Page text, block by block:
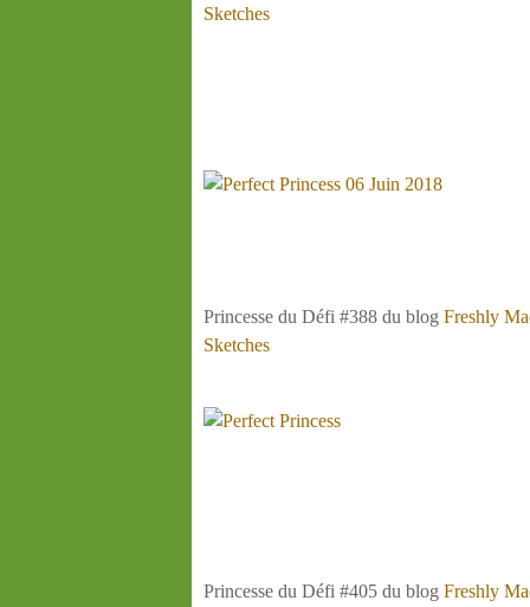
Sketches
Princesse du Défi #388 du blog Freshly
Sketches
Princesse du Défi #405 du blog Freshly